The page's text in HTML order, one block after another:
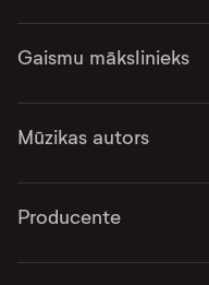
Gaismu mākslinieks
Mūzikas autors
Producente